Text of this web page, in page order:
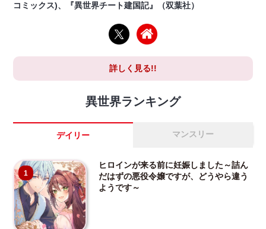
コミックス)、『異世界チート建国記』（双葉社）
詳しく見る!!
異世界ランキング
デイリー マンスリー
1
ヒロインが来る前に妊娠しました～詰ん
だはずの悪役令嬢ですが、どうやら違う
ようです～